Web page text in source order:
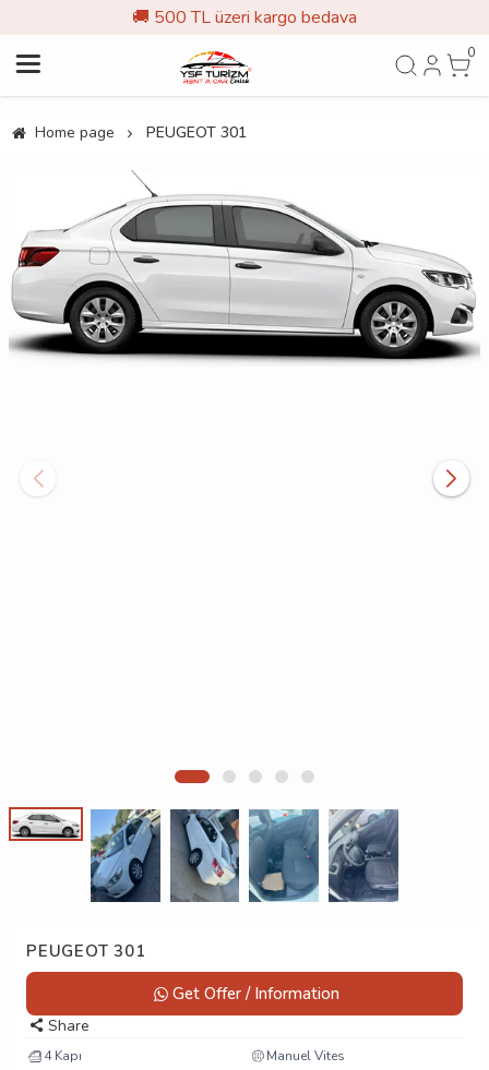
🚚 500 TL üzeri kargo bedava
0
Home page PEUGEOT 301
PEUGEOT 301
Get Offer / Information
Share
4 Kapı
Manuel Vites